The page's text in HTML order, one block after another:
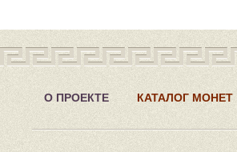
О ПРОЕКТЕ КАТАЛОГ МОНЕТ